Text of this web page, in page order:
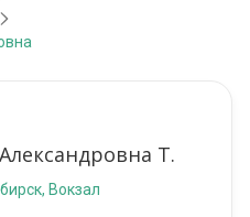
Т.
Вокзал